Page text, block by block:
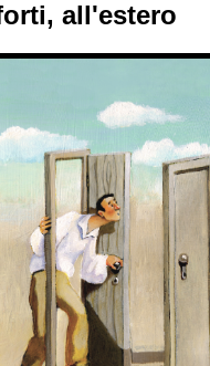
all'estero